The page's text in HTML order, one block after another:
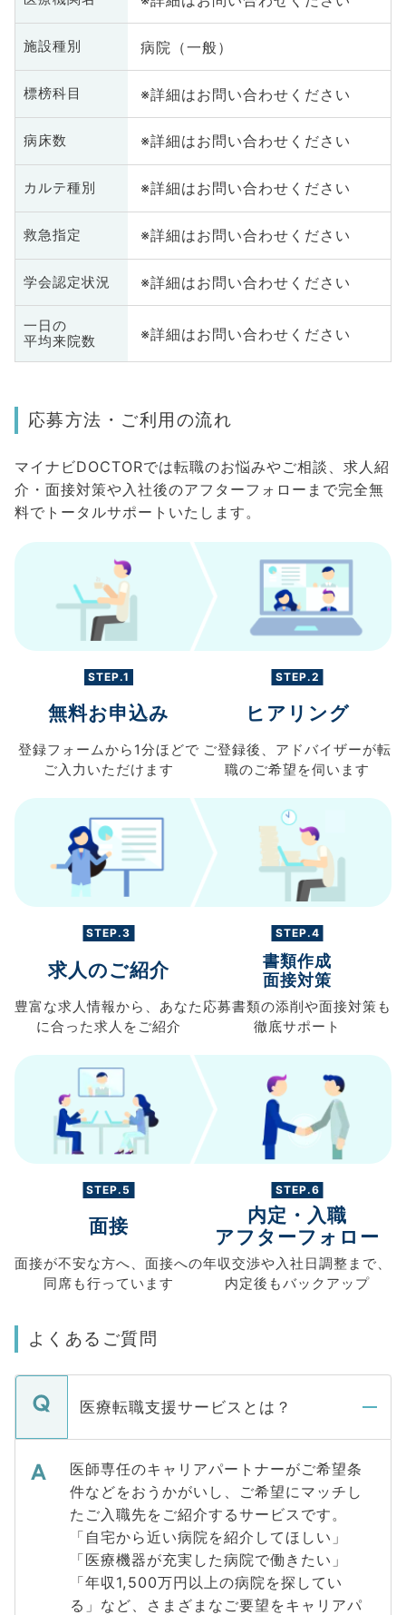
施設種別 病院（一般）
標榜科目 ※詳細はお問い合わせください
病床数 ※詳細はお問い合わせください
カルテ種別 ※詳細はお問い合わせください
救急指定 ※詳細はお問い合わせください
学会認定状況 ※詳細はお問い合わせください
一日の
平均来院数
※詳細はお問い合わせください
応募方法・ご利用の流れ
マイナビDOCTORでは転職のお悩みやご相談、求人紹
介・面接対策や入社後のアフターフォローまで完全無
料でトータルサポートいたします。
STEP.1
無料お申込み
登録フォームから 1分ほどで
ご入力 いただけます
STEP.2
ヒアリング
ご登録後、 アドバイザーが転
職のご希望を伺います
STEP.3
求人のご紹介
豊富な求人情報から、 あなた
に合った求人を ご紹介
STEP.4
書類作成
面接対策
応募書類の添削や面接対策も
徹底サポート
STEP.5
面接
面接が不安な方へ、 面接への
同席も行っています
STEP.6
内定・入職
アフターフォロー
年収交渉や 入社日調整まで、
内定後もバックアップ
よくあるご質問
医療転職支援サービスとは？
医師専任のキャリアパートナーがご希望条
件などをおうかがいし、ご希望にマッチし
たご入職先をご紹介するサービスです。
「自宅から近い病院を紹介してほしい」
「医療機器が充実した病院で働きたい」
「年収1,500万円以上の病院を探してい
る」など、さまざまなご要望をキャリアパ